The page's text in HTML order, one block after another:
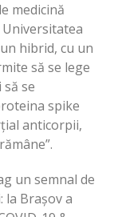
medicină
hibrid, cu un
să se lege
se
spike
anticorpii,
un semnal de
Brașov a